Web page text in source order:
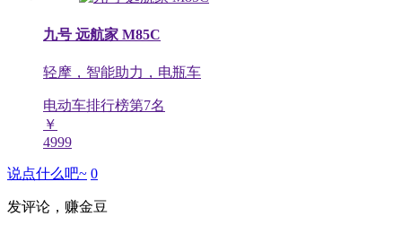
九号 远航家 M85C
轻摩，智能助力，电瓶车
电动车排行榜第7名
￥
4999
说点什么吧~ 0
发评论，赚金豆